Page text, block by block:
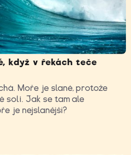
když v řekách teče
Moře je slané, protože
soli. Jak se tam ale
je nejslanější?